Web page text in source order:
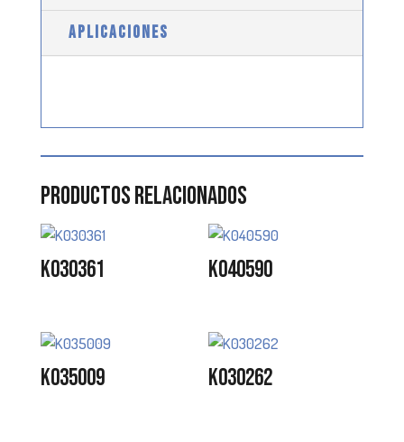
APLICACIONES
Productos relacionados
K030361 K040590
K035009 K030262